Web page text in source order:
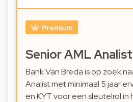
Premium
Senior AML Analist
Bank Van Breda is op zoek
Analist met minimaal 5 jaar
en KYT voor een sleutelrol